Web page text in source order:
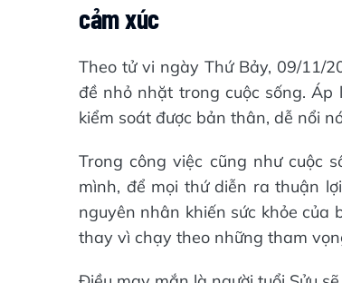
cảm xúc
Theo tử vi ngày Thứ Bảy, 09/11/
đề nhỏ nhặt trong cuộc sống.
kiểm soát được bản thân, dễ nổi
Trong công việc cũng như cuộc
mình, để mọi thứ diễn ra thuận
nguyên nhân khiến sức khỏe của
thay vì chạy theo những tham